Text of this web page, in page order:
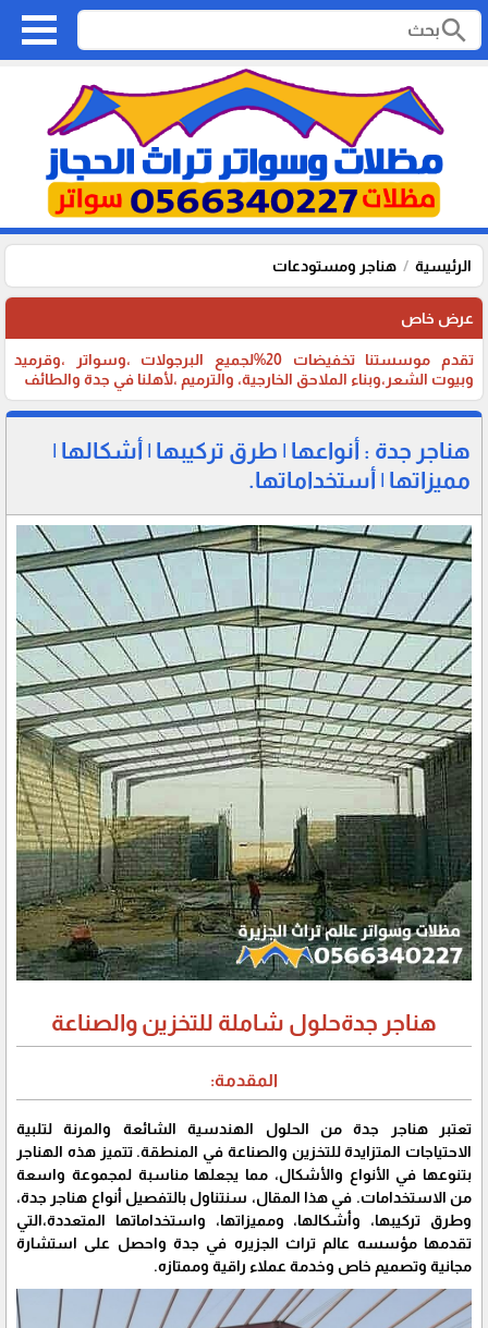
search
الرئيسية هناجر ومستودعات
عرض خاص
تقدم موسستنا تخفيضات 20%لجميع البرجولات ،وسواتر ،وقرميد
وبيوت الشعر،وبناء الملاحق الخارجية، والترميم ،لأهلنا في جدة والطائف
هناجر جدة : أنواعها | طرق تركيبها | أشكالها |
مميزاتها | أستخداماتها.
هناجر جدةحلول شاملة للتخزين والصناعة
المقدمة:
تعتبر هناجر جدة من الحلول الهندسية الشائعة والمرنة لتلبية
الاحتياجات المتزايدة للتخزين والصناعة في المنطقة. تتميز هذه الهناجر
بتنوعها في الأنواع والأشكال، مما يجعلها مناسبة لمجموعة واسعة
من الاستخدامات. في هذا المقال، سنتناول بالتفصيل أنواع هناجر جدة،
وطرق تركيبها، وأشكالها، ومميزاتها، واستخداماتها المتعددة،التي
تقدمها مؤسسه عالم تراث الجزيره في جدة واحصل على استشارة
مجانية وتصميم خاص وخدمة عملاء راقية وممتازه.